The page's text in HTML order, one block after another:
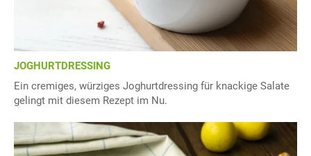
JOGHURTDRESSING
Ein cremiges, würziges Joghurtdressing für knackige Salate
gelingt mit diesem Rezept im Nu.